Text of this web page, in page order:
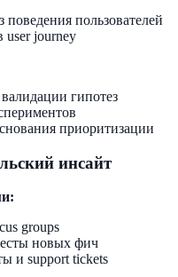
пользователей
user journey
гипотез
приоритизации
инсайт
groups
новых фич
и support tickets